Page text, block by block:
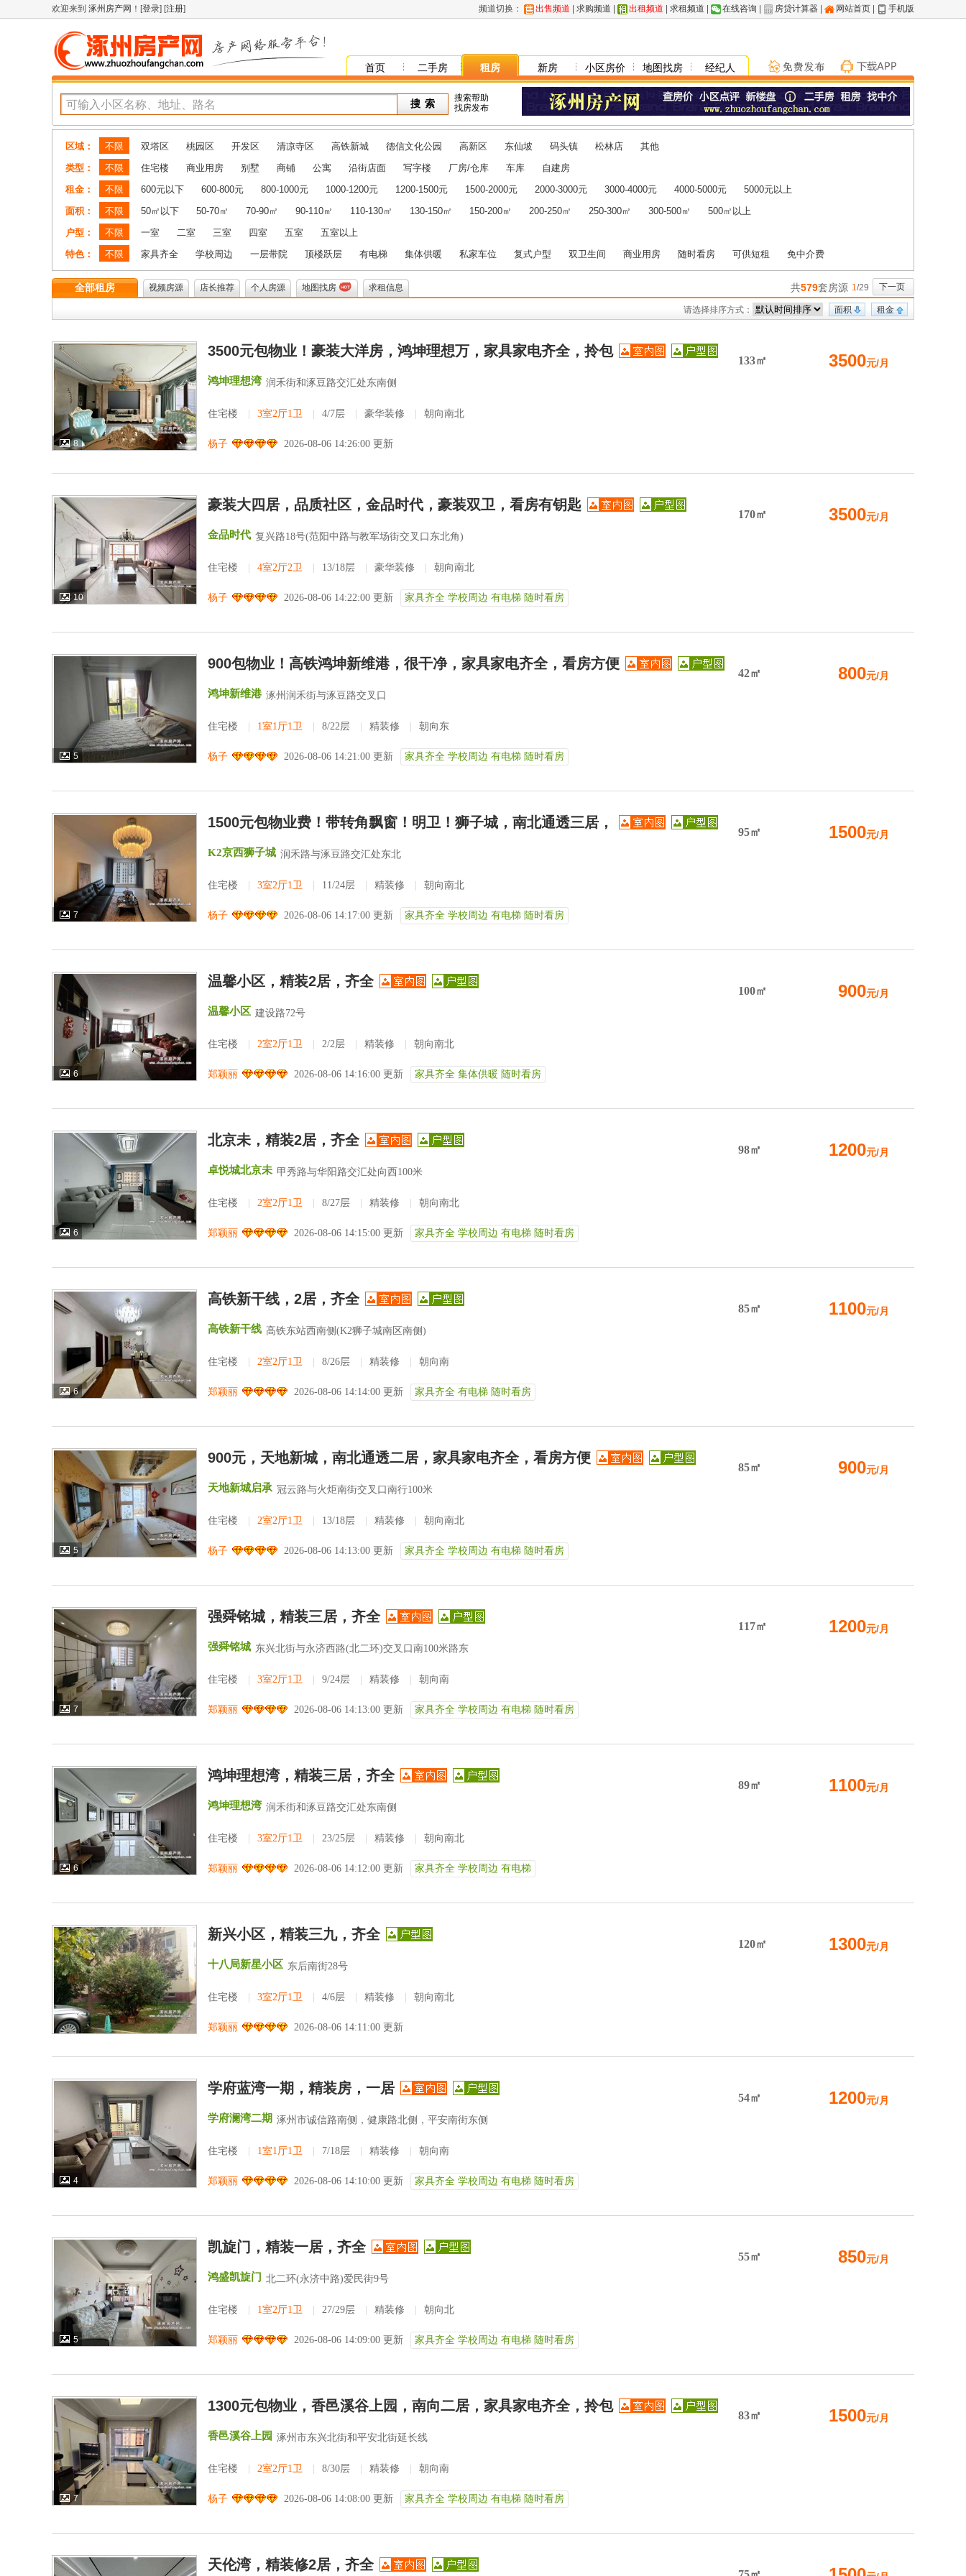
欢迎来到 涿州房产网 ！[登录] [注册] 频道切换： 出售频道 求购频道 出租频道 求租频道 在线咨询 房贷计算器 网站首页 手机版
首页 二手房 租房 新房 小区房价 地图找房 经纪人
搜索帮助
找房发布
区域： 不限 双塔区 桃园区 开发区 清凉寺区 高铁新城 德信文化公园 高新区 东仙坡 码头镇 松林店
其他
类型：
不限 住宅楼 商业用房 别墅 商铺 公寓 沿街店面 写字楼 厂房/仓库 车库
自建房
租金：
不限 600元以下 600-800元 800-1000元 1000-1200元 1200-1500元 1500-2000元 2000-3000元 3000-4000元 4000-5000元
5000元以上
面积：
不限 50㎡以下 50-70㎡ 70-90㎡ 90-110㎡ 110-130㎡ 130-150㎡ 150-200㎡ 200-250㎡ 250-300㎡ 300-500㎡
500㎡以上
户型：
不限 一室 二室 三室 四室 五室
五室以上
特色：
不限 家具齐全 学校周边 一层带院 顶楼跃层 有电梯 集体供暖 私家车位 复式户型 双卫生间 商业用房 随时看房 可供短租 免中介费
全部租房 视频房源 店长推荐 个人房源 地图找房 求租信息 下一页
1/29
共579套房源
租金
面积
请选择排序方式：
8
3500元包物业！豪装大洋房，鸿坤理想万，家具家电齐全，拎包
鸿坤理想湾 润禾街和涿豆路交汇处东南侧
住宅楼 3室2厅1卫 4/7层 豪华装修 朝向南北
杨子 2026-08-06 14:26:00 更新
133㎡ 3500元/月
10
豪装大四居，品质社区，金品时代，豪装双卫，看房有钥匙
金品时代 复兴路18号(范阳中路与教军场街交叉口东北角)
住宅楼 4室2厅2卫 13/18层 豪华装修 朝向南北
杨子 2026-08-06 14:22:00 更新 家具齐全 学校周边 有电梯 随时看房
170㎡ 3500元/月
5
900包物业！高铁鸿坤新维港，很干净，家具家电齐全，看房方便
鸿坤新维港 涿州润禾街与涿豆路交叉口
住宅楼 1室1厅1卫 8/22层 精装修 朝向东
杨子 2026-08-06 14:21:00 更新 家具齐全 学校周边 有电梯 随时看房
42㎡ 800元/月
7
1500元包物业费！带转角飘窗！明卫！狮子城，南北通透三居，
K2京西狮子城 润禾路与涿豆路交汇处东北
住宅楼 3室2厅1卫 11/24层 精装修 朝向南北
杨子 2026-08-06 14:17:00 更新 家具齐全 学校周边 有电梯 随时看房
95㎡ 1500元/月
6
温馨小区，精装2居，齐全
温馨小区 建设路72号
住宅楼 2室2厅1卫 2/2层 精装修 朝向南北
郑颖丽 2026-08-06 14:16:00 更新 家具齐全 集体供暖 随时看房
100㎡ 900元/月
6
北京未，精装2居，齐全
卓悦城北京未 甲秀路与华阳路交汇处向西100米
住宅楼 2室2厅1卫 8/27层 精装修 朝向南北
郑颖丽 2026-08-06 14:15:00 更新 家具齐全 学校周边 有电梯 随时看房
98㎡ 1200元/月
6
高铁新干线，2居，齐全
高铁新干线 高铁东站西南侧(K2狮子城南区南侧)
住宅楼 2室2厅1卫 8/26层 精装修 朝向南
郑颖丽 2026-08-06 14:14:00 更新 家具齐全 有电梯 随时看房
85㎡ 1100元/月
5
900元，天地新城，南北通透二居，家具家电齐全，看房方便
天地新城启承 冠云路与火炬南街交叉口南行100米
住宅楼 2室2厅1卫 13/18层 精装修 朝向南北
杨子 2026-08-06 14:13:00 更新 家具齐全 学校周边 有电梯 随时看房
85㎡ 900元/月
7
强舜铭城，精装三居，齐全
强舜铭城 东兴北街与永济西路(北二环)交叉口南100米路东
住宅楼 3室2厅1卫 9/24层 精装修 朝向南
郑颖丽 2026-08-06 14:13:00 更新 家具齐全 学校周边 有电梯 随时看房
117㎡ 1200元/月
6
鸿坤理想湾，精装三居，齐全
鸿坤理想湾 润禾街和涿豆路交汇处东南侧
住宅楼 3室2厅1卫 23/25层 精装修 朝向南北
郑颖丽 2026-08-06 14:12:00 更新 家具齐全 学校周边 有电梯
89㎡ 1100元/月
新兴小区，精装三九，齐全
十八局新星小区 东后南街28号
住宅楼 3室2厅1卫 4/6层 精装修 朝向南北
郑颖丽 2026-08-06 14:11:00 更新
120㎡ 1300元/月
4
学府蓝湾一期，精装房，一居
学府澜湾二期 涿州市诚信路南侧，健康路北侧，平安南街东侧
住宅楼 1室1厅1卫 7/18层 精装修 朝向南
郑颖丽 2026-08-06 14:10:00 更新 家具齐全 学校周边 有电梯 随时看房
54㎡ 1200元/月
5
凯旋门，精装一居，齐全
鸿盛凯旋门 北二环(永济中路)爱民街9号
住宅楼 1室2厅1卫 27/29层 精装修 朝向北
郑颖丽 2026-08-06 14:09:00 更新 家具齐全 学校周边 有电梯 随时看房
55㎡ 850元/月
7
1300元包物业，香邑溪谷上园，南向二居，家具家电齐全，拎包
香邑溪谷上园 涿州市东兴北街和平安北街延长线
住宅楼 2室2厅1卫 8/30层 精装修 朝向南
杨子 2026-08-06 14:08:00 更新 家具齐全 学校周边 有电梯 随时看房
83㎡ 1500元/月
天伦湾，精装修2居，齐全